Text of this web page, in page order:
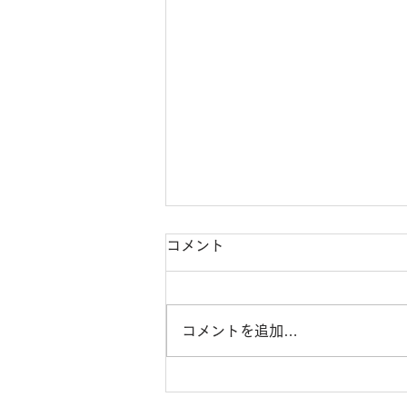
お知らせ：お盆休み8月13日
コメント
コメントを追加…